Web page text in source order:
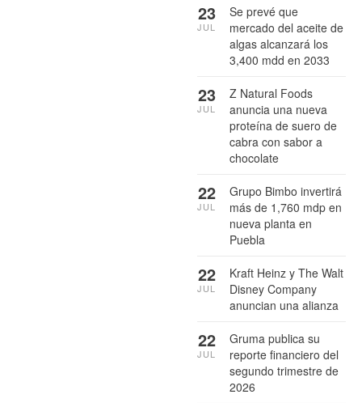
Se prevé que
mercado del aceite de
algas alcanzará los
3,400 mdd en 2033
23
JUL
Z Natural Foods
anuncia una nueva
proteína de suero de
cabra con sabor a
chocolate
23
JUL
Grupo Bimbo invertirá
más de 1,760 mdp en
nueva planta en
Puebla
22
JUL
Kraft Heinz y The Walt
Disney Company
anuncian una alianza
22
JUL
Gruma publica su
reporte financiero del
segundo trimestre de
2026
22
JUL